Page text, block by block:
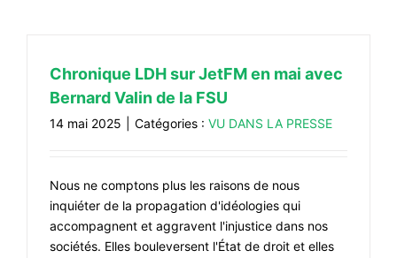
Chronique LDH sur JetFM en mai avec
Bernard Valin de la FSU
14 mai 2025 Catégories : VU DANS LA PRESSE
Nous ne comptons plus les raisons de nous
inquiéter de la propagation d'idéologies qui
accompagnent et aggravent l'injustice dans nos
sociétés. Elles bouleversent l'État de droit et elles